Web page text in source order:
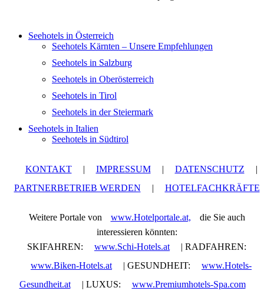
Seehotels in Österreich
Seehotels Kärnten – Unsere Empfehlungen
Seehotels in Salzburg
Seehotels in Oberösterreich
Seehotels in Tirol
Seehotels in der Steiermark
Seehotels in Italien
Seehotels in Südtirol
KONTAKT | IMPRESSUM | DATENSCHUTZ
|
PARTNERBETRIEB WERDEN
| HOTELFACHKRÄFTE
Weitere Portale von www.Hotelportale.at,
die Sie auch
interessieren könnten:
SKIFAHREN:
www.Schi-Hotels.at
| RADFAHREN:
www.Biken-Hotels.at
| GESUNDHEIT:
www.Hotels-
Gesundheit.at
| LUXUS: www.Premiumhotels-Spa.com